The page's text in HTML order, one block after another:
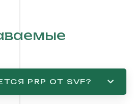
PRP ОТ SVF?